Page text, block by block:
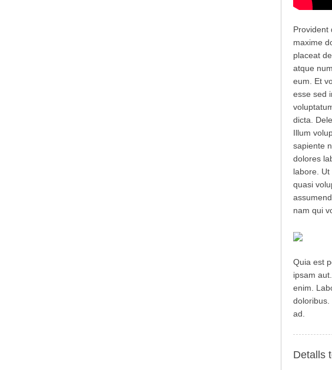
Provident
maxime
placeat
atque
eum. Et
esse sed
dicta.
Illum
sapiente
dolores
labore.
quasi
nam qui
Quia est
ipsam
enim.
doloribus.
ad.
Detalls